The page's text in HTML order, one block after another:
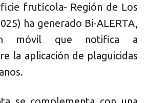
frutícola- Región de Los
ha generado Bi-ALERTA,
móvil que notifica a
la aplicación de plaguicidas